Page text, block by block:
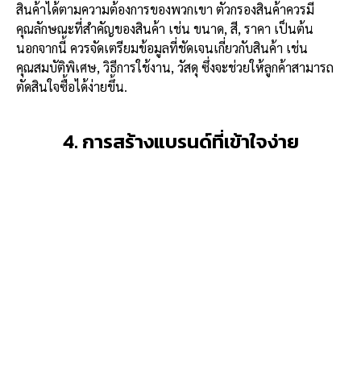
สินค้าได้ตามความต้องการของพวกเขา ตัวกรองสินค้าควรมี
คุณลักษณะที่สำคัญของสินค้า เช่น ขนาด, สี, ราคา เป็นต้น
นอกจากนี้ ควรจัดเตรียมข้อมูลที่ชัดเจนเกี่ยวกับสินค้า เช่น
คุณสมบัติพิเศษ, วิธีการใช้งาน, วัสดุ ซึ่งจะช่วยให้ลูกค้าสามารถ
ตัดสินใจซื้อได้ง่ายขึ้น.
4. การสร้างแบรนด์ที่เข้าใจง่าย